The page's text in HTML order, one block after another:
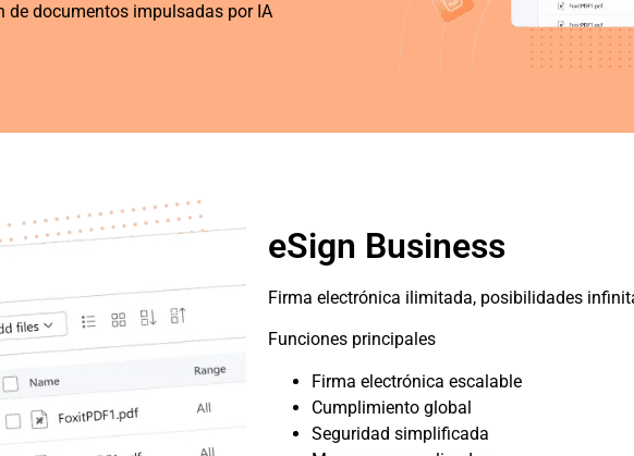
de documentos impulsadas por IA
eSign Business
Firma electrónica ilimitada, posibilidades
Funciones principales
Firma electrónica escalable
Cumplimiento global
Seguridad simplificada